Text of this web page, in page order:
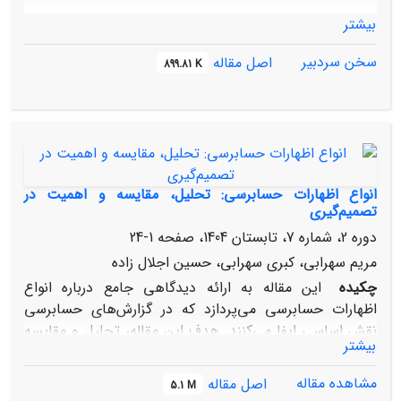
بیشتر
سخن سردبیر
اصل مقاله 899.81 K
انواع اظهارات حسابرسی: تحلیل، مقایسه و اهمیت در
تصمیم‌گیری
دوره 2، شماره 7، تابستان 1404، صفحه
1-24
مریم سهرابی، کبری سهرابی، حسین اجلال زاده
چکیده
این مقاله به ارائه دیدگاهی جامع درباره انواع
اظهارات حسابرسی می‌پردازد که در گزارش‌های حسابرسی
نقش اساسی ایفا می‌کنند. هدف این مقاله، تحلیل و مقایسه
دقیق این اظهارات، با توجه به استانداردهای حسابرسی معتبر،
و بررسی اهمیت آن‌ها در فرآیند تصمیم‌گیری است. در این
مقاله، انواع اصلی اظهارات حسابرسی شامل اظهارنظر مقبول،
بیشتر
مشاهده مقاله
اصل مقاله 5.1 M